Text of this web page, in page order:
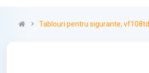
Tablouri pentru sigurante, vf108td